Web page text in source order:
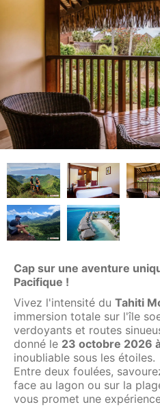
Cap sur une aventure
Pacifique !
Vivez l'intensité du Tahiti
immersion totale sur l'île
verdoyants et routes
donné le 23 octobre 2026
inoubliable sous les étoiles.
Entre deux foulées,
face au lagon ou sur la
vous promet une